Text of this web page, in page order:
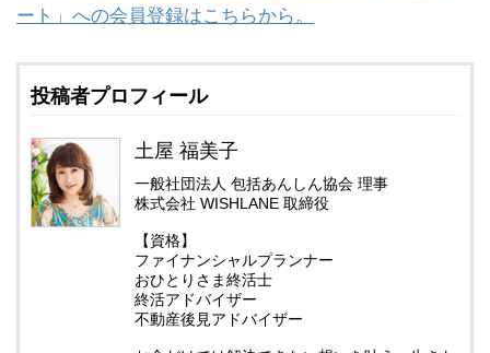
ート」への会員登録はこちらから。
投稿者プロフィール
土屋 福美子
一般社団法人 包括あんしん協会 理事
株式会社 WISHLANE 取締役
【資格】
ファイナンシャルプランナー
おひとりさま終活士
終活アドバイザー
不動産後見アドバイザー